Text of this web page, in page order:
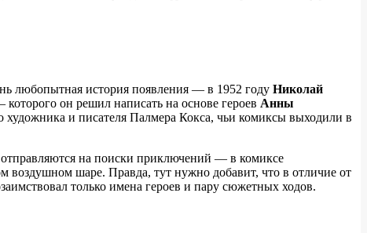
любопытная история появления — в 1952 году Николай
он решил написать на основе героев Анны
художника и писателя Палмера Кокса, чьи комиксы выходили в
на поиски приключений — в комиксе
воздушном шаре. Правда, тут нужно добавит, что в отличие от
только имена героев и пару сюжетных ходов.